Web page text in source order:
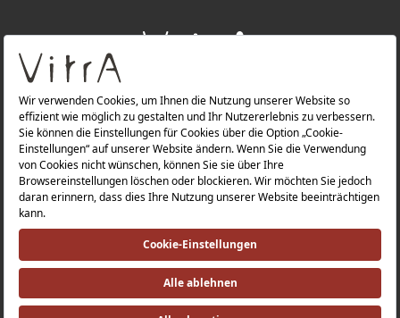
ÜBER UNS
PRODUKTE
Datenschutzerklärung |Impressum |